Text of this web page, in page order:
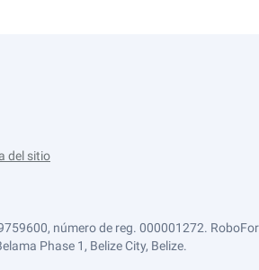
del sitio
número de reg. 000001272.
Phase 1, Belize City, Belize.